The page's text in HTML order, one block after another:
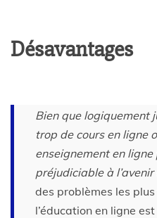
Désavantages
Bien que logiquement
trop de cours en ligne
enseignement en
préjudiciable à l’avenir
des problèmes les
l’éducation en ligne